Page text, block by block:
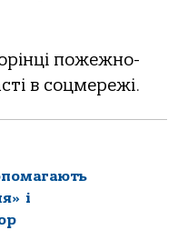
пожежно-
в соцмережі.
і